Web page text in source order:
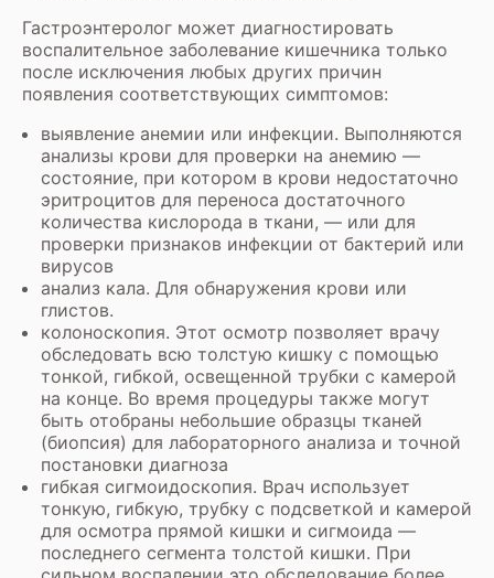
Гастроэнтеролог может диагностировать
воспалительное заболевание кишечника только
после исключения любых других причин
появления соответствующих симптомов:
выявление анемии или инфекции. Выполняются
анализы крови для проверки на анемию —
состояние, при котором в крови недостаточно
эритроцитов для переноса достаточного
количества кислорода в ткани, — или для
проверки признаков инфекции от бактерий или
вирусов
анализ кала. Для обнаружения крови или
глистов.
колоноскопия. Этот осмотр позволяет врачу
обследовать всю толстую кишку с помощью
тонкой, гибкой, освещенной трубки с камерой
на конце. Во время процедуры также могут
быть отобраны небольшие образцы тканей
(биопсия) для лабораторного анализа и точной
постановки диагноза
гибкая сигмоидоскопия. Врач использует
тонкую, гибкую, трубку с подсветкой и камерой
для осмотра прямой кишки и сигмоида —
последнего сегмента толстой кишки. При